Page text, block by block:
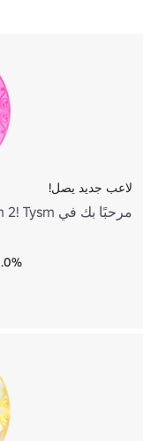
لاعب جديد يصل!
مرحبًا بك في Royalty Kingdom 2! Tysm لزيارة <3